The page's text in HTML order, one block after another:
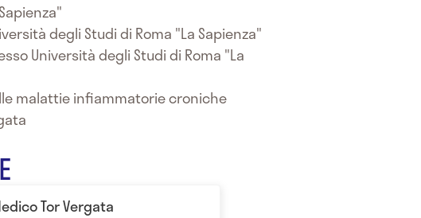
degli Studi di Roma "La Sapienza"
Università degli Studi di Roma "La
malattie infiammatorie croniche
Tor Vergata